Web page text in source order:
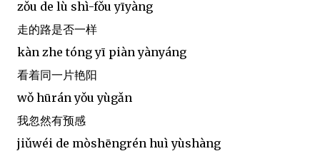
zǒu de lù shì-fǒu yīyàng
走的路是否一样
kàn zhe tóng yī piàn yànyáng
看着同一片艳阳
wǒ hūrán yǒu yùgǎn
我忽然有预感
jiǔwéi de mòshēngrén huì yùshàng